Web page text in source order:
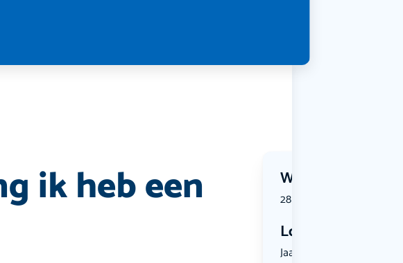
ik heb een Wanneer?
28 June 2026 | 12:30
Locatie
Jaarbeursp...